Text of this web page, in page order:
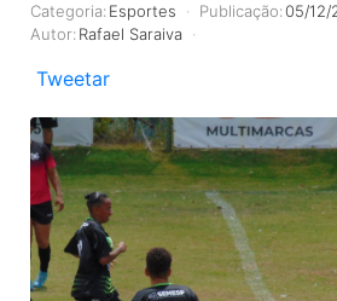
Categoria: Esportes Publicação:05/12/
Autor: Rafael Saraiva
Tweetar